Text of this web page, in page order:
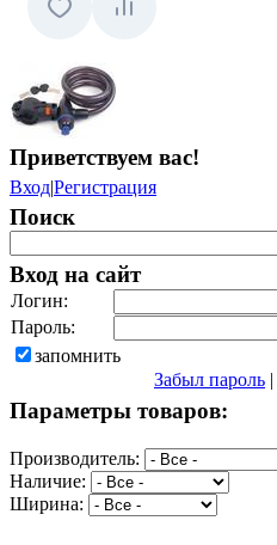
Приветствуем вас!
Вход|Регистрация
Поиск
Вход на сайт
Логин:
Пароль:
запомнить
Забыл пароль |
Параметры товаров:
Производитель:
Наличие:
Ширина: